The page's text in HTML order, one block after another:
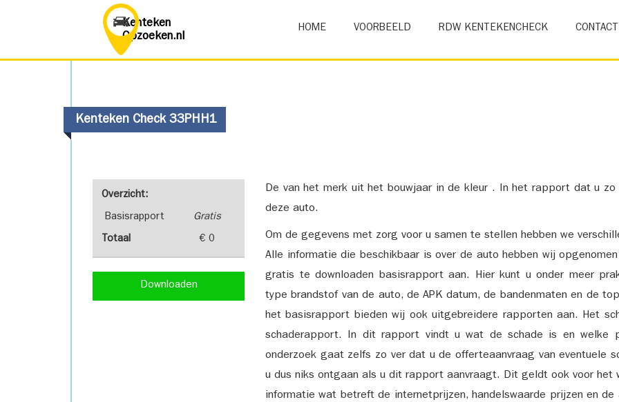
Kenteken
Opzoeken.nl
HOME VOORBEELD RDW KENTEKENCHECK CONTACT
Kenteken Check 33PHH1
Overzicht:
Basisrapport Gratis
Totaal € 0
Downloaden
De van het merk uit het bouwjaar in de kleur . In het rapport dat u
deze auto.
Om de gegevens met zorg voor u samen te stellen hebben we
Alle informatie die beschikbaar is over de auto hebben wij
gratis te downloaden basisrapport aan. Hier kunt u onder meer
type brandstof van de auto, de APK datum, de bandenmaten en de
het basisrapport bieden wij ook uitgebreidere rapporten aan. Het
schaderapport. In dit rapport vindt u wat de schade is en welke
onderzoek gaat zelfs zo ver dat u de offerteaanvraag van eventuele
u dus niks ontgaan als u dit rapport aanvraagt. Dit geldt ook voor
informatie wat betreft de internetprijzen, handelswaarde prijzen en